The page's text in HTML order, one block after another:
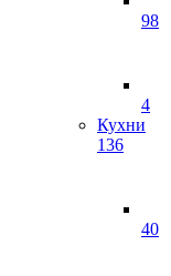
98
4
Кухни
136
40